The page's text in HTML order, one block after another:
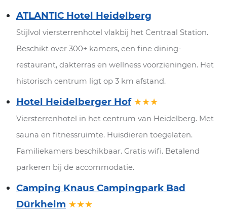
ATLANTIC Hotel Heidelberg
Stijlvol viersterrenhotel vlakbij het Centraal Station.
Beschikt over 300+ kamers, een fine dining-
restaurant, dakterras en wellness voorzieningen. Het
historisch centrum ligt op 3 km afstand.
Hotel Heidelberger Hof ★★★
Viersterrenhotel in het centrum van Heidelberg. Met
sauna en fitnessruimte. Huisdieren toegelaten.
Familiekamers beschikbaar. Gratis wifi. Betalend
parkeren bij de accommodatie.
Camping Knaus Campingpark Bad
Dürkheim ★★★